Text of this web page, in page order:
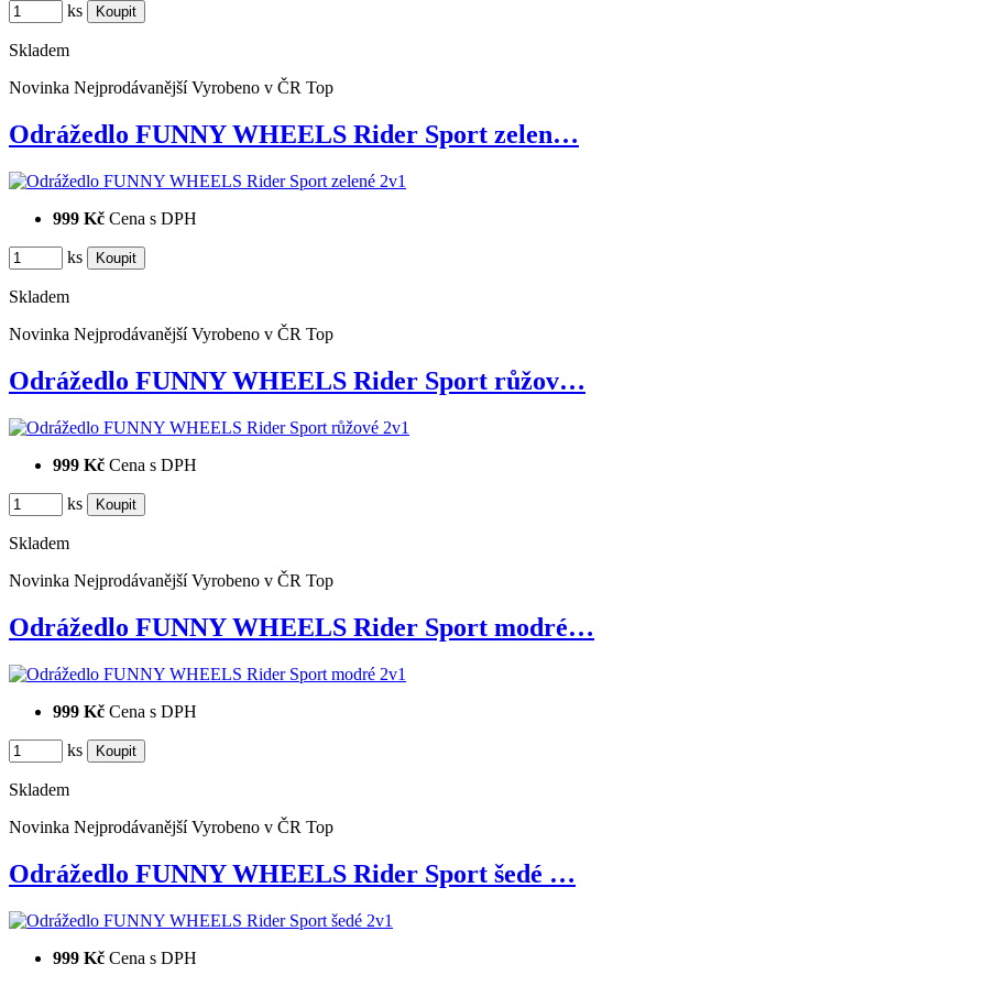
ks
Skladem
Novinka Nejprodávanější Vyrobeno v ČR Top
Odrážedlo FUNNY WHEELS Rider Sport zelen…
999 Kč Cena s DPH
ks
Skladem
Novinka Nejprodávanější Vyrobeno v ČR Top
Odrážedlo FUNNY WHEELS Rider Sport růžov…
999 Kč Cena s DPH
ks
Skladem
Novinka Nejprodávanější Vyrobeno v ČR Top
Odrážedlo FUNNY WHEELS Rider Sport modré…
999 Kč Cena s DPH
ks
Skladem
Novinka Nejprodávanější Vyrobeno v ČR Top
Odrážedlo FUNNY WHEELS Rider Sport šedé …
999 Kč Cena s DPH